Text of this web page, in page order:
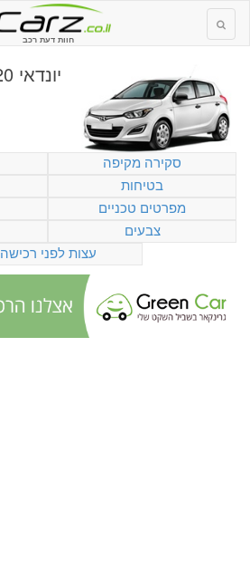
חוות דעת רכב
סקירה מקיפה
בטיחות
מפרטים טכניים
צבעים
עצות לפני רכישה